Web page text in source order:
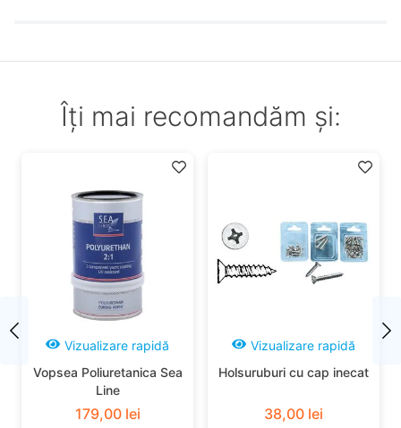
Îți mai recomandăm și:
Vizualizare rapidă
Vopsea Poliuretanica Sea
Line
179,00 lei
Vizualizare rapidă
Holsuruburi cu cap inecat
38,00 lei